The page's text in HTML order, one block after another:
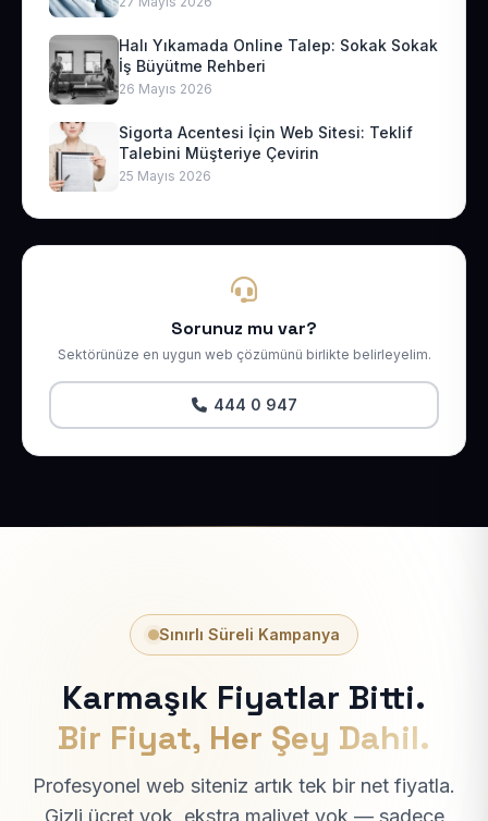
Halı Yıkamada Online Talep: Sokak Sokak
İş Büyütme Rehberi
26 Mayıs 2026
Sigorta Acentesi İçin Web Sitesi: Teklif
Talebini Müşteriye Çevirin
25 Mayıs 2026
Sorunuz mu var?
Sektörünüze en uygun web çözümünü birlikte belirleyelim.
444 0 947
Sınırlı Süreli Kampanya
Karmaşık Fiyatlar Bitti.
Bir Fiyat, Her Şey Dahil.
Profesyonel web siteniz artık tek bir net fiyatla.
Gizli ücret yok, ekstra maliyet yok — sadece